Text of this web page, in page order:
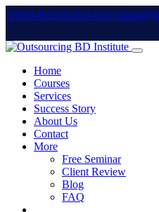
01950-96220701828-015102
Home
Courses
Services
Success Story
About Us
Contact
More
Free Seminar
Client Review
Blog
FAQ